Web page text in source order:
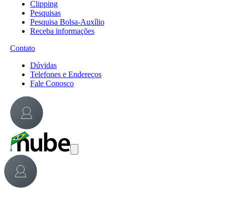
Clipping
Pesquisas
Pesquisa Bolsa-Auxílio
Receba informações
Contato
Dúvidas
Telefones e Endereços
Fale Conosco